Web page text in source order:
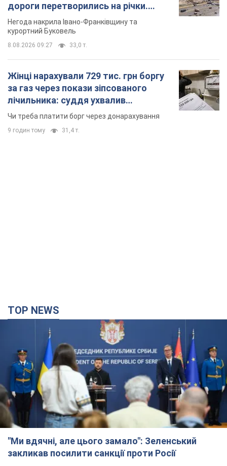
дороги перетворились на річки.
Відео
Негода накрила Івано-Франківщину та
курортний Буковель
8.08.2026 09:27 33,0 т.
Жінці нарахували 729 тис. грн боргу
за газ через покази зіпсованого
лічильника: суддя ухвалив
неочікуване рішення
Чи треба платити борг через донарахування
9 годин тому 31,4 т.
TOP NEWS
"Ми вдячні, але цього замало": Зеленський
закликав посилити санкції проти Росії